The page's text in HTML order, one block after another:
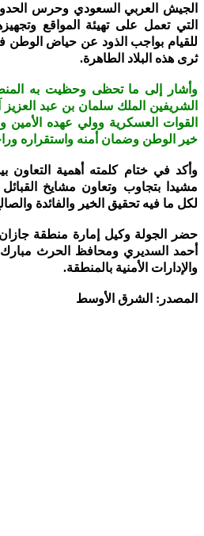
الجيش العربي السعودي وحرس
التي تعمل على تهيئة المواقع
للقيام بواجب الذود عن حياض
ثرى هذه البلاد الطاهرة.
وأشار إلى ما تحظى وحظيت به
الشريفين الملك سلمان بن عبد العزيز
القوات العسكرية وولي عهده الأمين
خير الوطن وضمان أمنه واستقراره
وأكد في ختام كلمته أهمية التعاون
مشيدا بتجاوب وتعاون مشايخ
لكل ما فيه تحقيق الخير والفائدة
حضر الجولة وكيل إمارة منطقة
أحمد السديري ومحافظ الحرث
والإدارات الأمنية بالمنطقة.
المصدر: الشرق الأوسط